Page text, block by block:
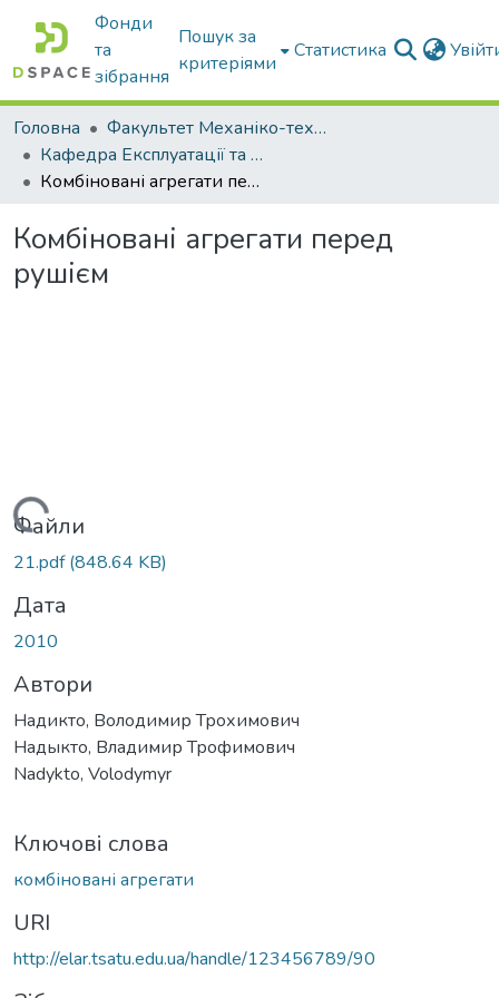
Фонди
та
зібрання
Пошук за
критеріями
Статистика
Головна
Факультет Механіко-технологічний
Кафедра Експлуатації та технічного сервісу машин
Комбіновані агрегати перед рушієм
Комбіновані агрегати перед
рушієм
Вантажиться...
Файли
21.pdf(848.64 KB)
Дата
2010
Автори
Надикто, Володимир Трохимович
Надыкто, Владимир Трофимович
Nadykto, Volodymyr
Ключові слова
комбіновані агрегати
URI
http://elar.tsatu.edu.ua/handle/123456789/90